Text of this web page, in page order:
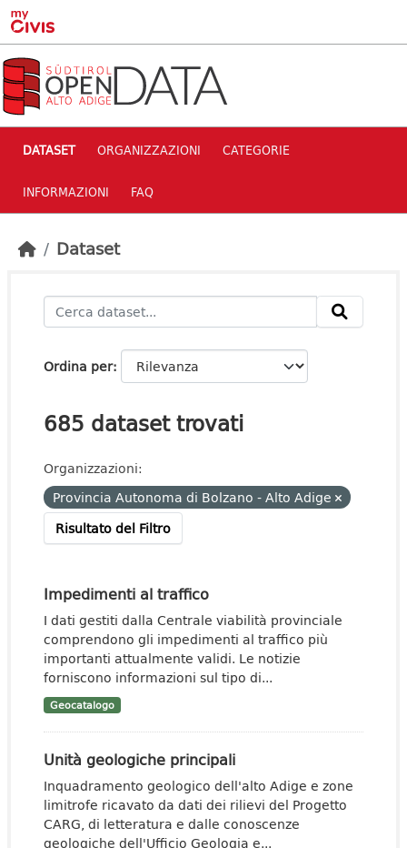
Skip to main content
DATASET ORGANIZZAZIONI CATEGORIE
INFORMAZIONI FAQ
Dataset
Ordina per
685 dataset trovati
Organizzazioni:
Provincia Autonoma di Bolzano - Alto Adige
Risultato del Filtro
Impedimenti al traffico
I dati gestiti dalla Centrale viabilità provinciale
comprendono gli impedimenti al traffico più
importanti attualmente validi. Le notizie
forniscono informazioni sul tipo di...
Geocatalogo
Unità geologiche principali
Inquadramento geologico dell'alto Adige e zone
limitrofe ricavato da dati dei rilievi del Progetto
CARG, di letteratura e dalle conoscenze
geologiche dell'Ufficio Geologia e...